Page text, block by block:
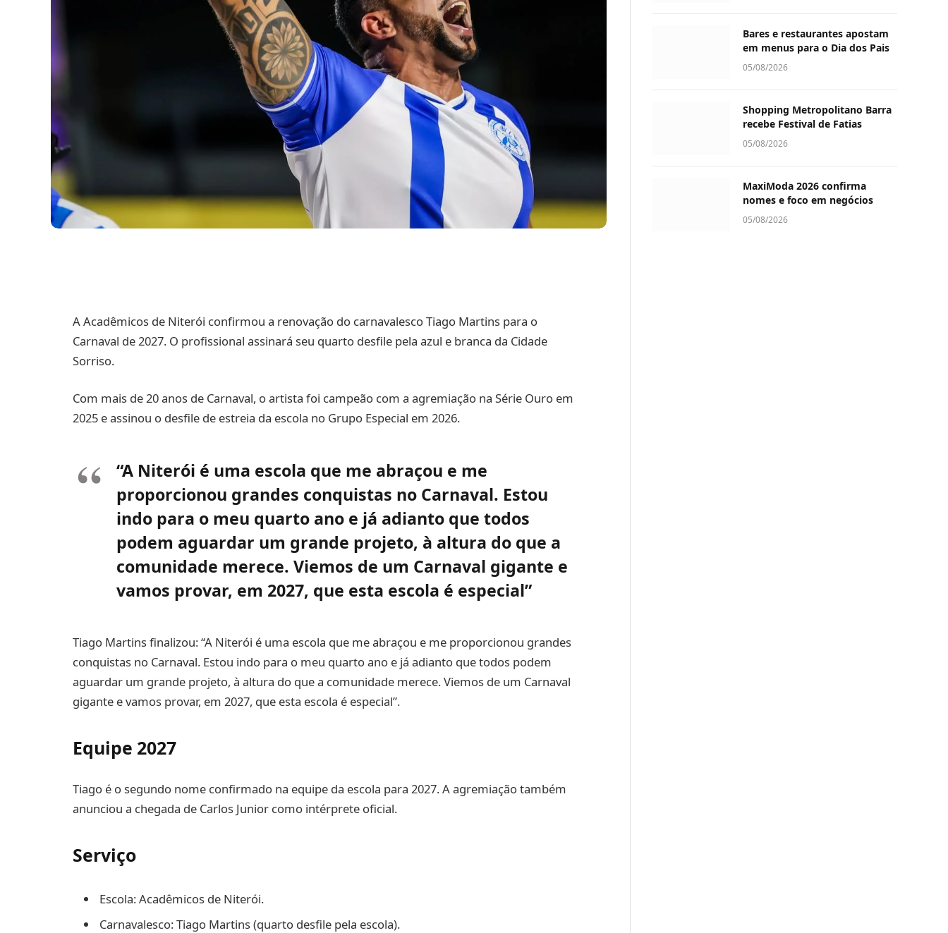
A Acadêmicos de Niterói confirmou a renovação do carnavalesco Tiago Martins para o
Carnaval de 2027. O profissional assinará seu quarto desfile pela azul e branca da Cidade
Sorriso.
Com mais de 20 anos de Carnaval, o artista foi campeão com a agremiação na Série Ouro em
2025 e assinou o desfile de estreia da escola no Grupo Especial em 2026.
“A Niterói é uma escola que me abraçou e me
proporcionou grandes conquistas no Carnaval. Estou
indo para o meu quarto ano e já adianto que todos
podem aguardar um grande projeto, à altura do que a
comunidade merece. Viemos de um Carnaval gigante e
vamos provar, em 2027, que esta escola é especial”
Tiago Martins finalizou: “A Niterói é uma escola que me abraçou e me proporcionou grandes
conquistas no Carnaval. Estou indo para o meu quarto ano e já adianto que todos podem
aguardar um grande projeto, à altura do que a comunidade merece. Viemos de um Carnaval
gigante e vamos provar, em 2027, que esta escola é especial”.
Equipe 2027
Tiago é o segundo nome confirmado na equipe da escola para 2027. A agremiação também
anunciou a chegada de Carlos Junior como intérprete oficial.
Serviço
Escola: Acadêmicos de Niterói.
Carnavalesco: Tiago Martins (quarto desfile pela escola).
Bares e restaurantes apostam
em menus para o Dia dos Pais
05/08/2026
Shopping Metropolitano Barra
recebe Festival de Fatias
05/08/2026
MaxiModa 2026 confirma
nomes e foco em negócios
05/08/2026